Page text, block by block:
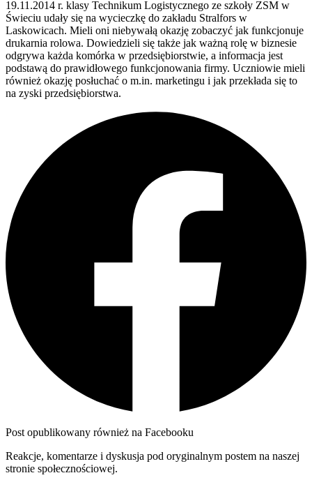
19.11.2014 r. klasy Technikum Logistycznego ze szkoły ZSM w
Świeciu udały się na wycieczkę do zakładu Stralfors w
Laskowicach. Mieli oni niebywałą okazję zobaczyć jak funkcjonuje
drukarnia rolowa. Dowiedzieli się także jak ważną rolę w biznesie
odgrywa każda komórka w przedsiębiorstwie, a informacja jest
podstawą do prawidłowego funkcjonowania firmy. Uczniowie mieli
również okazję posłuchać o m.in. marketingu i jak przekłada się to
na zyski przedsiębiorstwa.
Post opublikowany również na Facebooku
Reakcje, komentarze i dyskusja pod oryginalnym postem na naszej
stronie społecznościowej.